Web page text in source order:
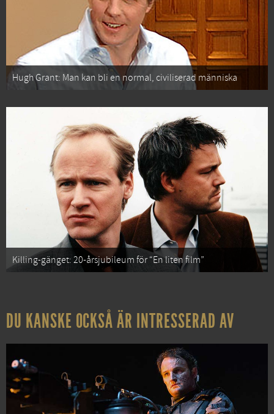
Hugh Grant: Man kan bli en normal, civiliserad människa
Killing-gänget: 20-årsjubileum för “En liten film”
DU KANSKE OCKSÅ ÄR INTRESSERAD AV